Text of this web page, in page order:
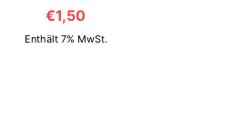
€1,50
Enthält 7% MwSt.